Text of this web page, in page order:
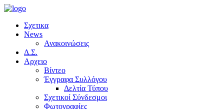
Σχετικα
News
Ανακοινώσεις
Δ.Σ.
Αρχειο
Βίντεο
Έγγραφα Συλλόγου
Δελτία Τύπου
Σχετικοί Σύνδεσμοι
Φωτογραφίες